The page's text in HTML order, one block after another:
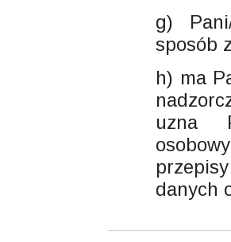
g)
sposób
h) ma
uzna
danych